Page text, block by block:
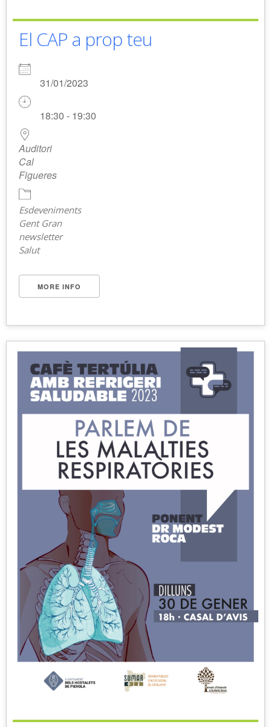
El CAP a prop teu
31/01/2023
18:30 - 19:30
Auditori
Cal
Figueres
Esdeveniments
Gent Gran
newsletter
Salut
MORE INFO